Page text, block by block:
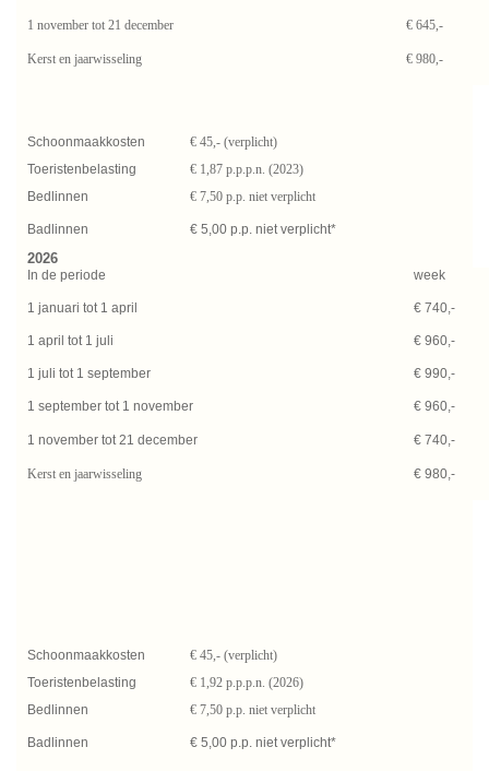
1 november tot 21 december € 645,-
Kerst en jaarwisseling € 980,-
Schoonmaakkosten
€ 45,- (verplicht)
Toeristenbelasting
€ 1,87 p.p.p.n. (2023)
Bedlinnen
Badlinnen
€ 7,50 p.p. niet verplicht
€ 5,00 p.p. niet verplicht*
2026
In de periode week
1 januari tot 1 april € 740,-
1 april tot 1 juli € 960,-
1 juli tot 1 september € 990,-
1 september tot 1 november € 960,-
1 november tot 21 december € 740,-
Kerst en jaarwisseling € 980,-
Schoonmaakkosten
€ 45,- (verplicht)
Toeristenbelasting
€ 1,92 p.p.p.n. (2026)
Bedlinnen
Badlinnen
€ 7,50 p.p. niet verplicht
€ 5,00 p.p. niet verplicht*